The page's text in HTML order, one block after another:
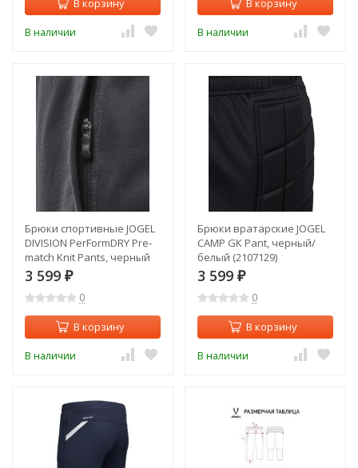
В корзину
В наличии
В корзину
В наличии
Брюки спортивные JOGEL
DIVISION PerFormDRY Pre-
match Knit Pants, черный
(1950103)
3 599 ₽
0
В корзину
В наличии
Брюки вратарские JOGEL
CAMP GK Pant, черный/
белый (2107129)
3 599 ₽
0
В корзину
В наличии